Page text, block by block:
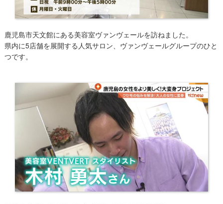
鹿児島市天文館にある美容室ヴァンヴェールを訪ねました。
県内に5店舗を展開する人気サロン、ヴァンヴェールグループのひと
つです。